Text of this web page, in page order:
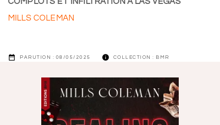
MILLS COLEMAN
date_range PARUTION : 08/05/2025 info COLLECTION : BMR